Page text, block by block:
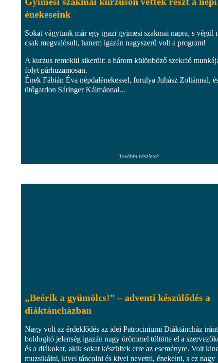
énekeseink
Sokat vágytunk már egy igazi gyimesi szakmai napra, s végül
csak megvalósult, hanem igazán nagyszerű volt a program!
A kurzus remekül sikerült: a három különböző szekció
folyt párhuzamosan.
Ének Fábián Éva népdalénekessel, furulya Juhász Zoltánnal,
ütőgardon Sáringer Kálmánnal...
További részletek
„Beérik a gyümölcs!” – adventi készülődés a
diáktáncházban
Nagy volt az érdeklődés az idei Patrociniumi Diáktáncház
boldogító jelenség igazán nagy örömmel töltötte el a
és a diákokat, akik sokat készültek erre az eseményre. Volt
muzsikálni, kivel táncolni és kivel nevetni, énekelni, s ez nagy